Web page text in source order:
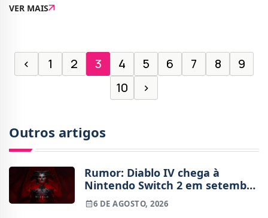
ser a próxima entrada na aclamada série da Ro
VER MAIS
‹ 1 2 3 4 5 6 7 8
9
10
›
Outros artigos
Rumor: Diablo IV chega à
Nintendo Switch 2 em setembro
e vai custar o preço de um jogo
novo
6 DE AGOSTO, 2026